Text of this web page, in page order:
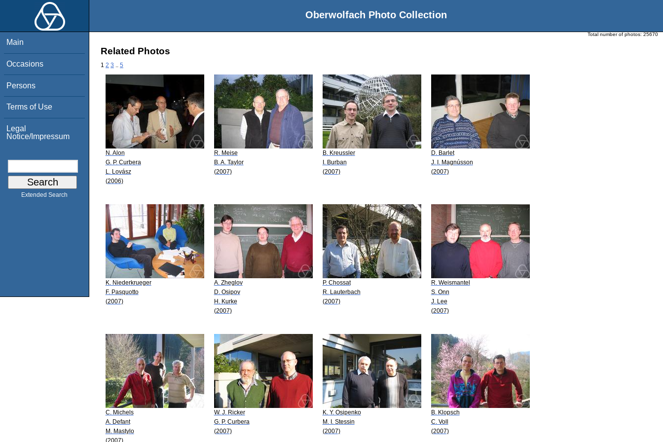
Oberwolfach Photo Collection
Main
Occasions
Persons
Terms of Use
Legal
Notice/Impressum
Extended Search
Total number of photos: 25670
Related Photos
1 2 3 5
N. Alon
G. P. Curbera
L. Lovász
(2006)
R. Meise
B. A. Taylor
(2007)
B. Kreussler
I. Burban
(2007)
D. Barlet
J. I. Magnússon
(2007)
K. Niederkrueger
F. Pasquotto
(2007)
A. Zheglov
D. Osipov
H. Kurke
(2007)
P. Chossat
R. Lauterbach
(2007)
R. Weismantel
S. Onn
J. Lee
(2007)
C. Michels
A. Defant
M. Mastylo
(2007)
W. J. Ricker
G. P. Curbera
(2007)
K. Y. Osipenko
M. I. Stessin
(2007)
B. Klopsch
C. Voll
(2007)